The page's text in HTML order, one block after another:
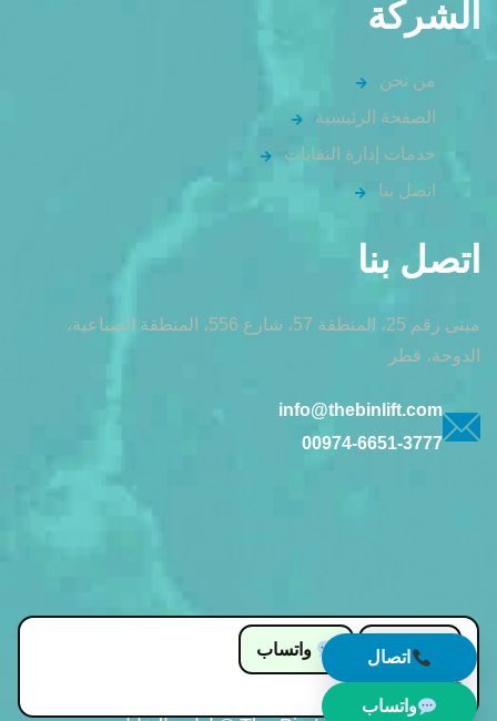
الشركة
من نحن
الصفحة الرئيسية
خدمات إدارة النفايات
اتصل بنا
اتصل بنا
مبنى رقم 25، المنطقة 57، شارع 556، المنطقة الصناعية،
الدوحة، قطر
info@thebinlift.com
00974-6651-3777
اتصال واتساب
+974 66513777
اتصال
واتساب